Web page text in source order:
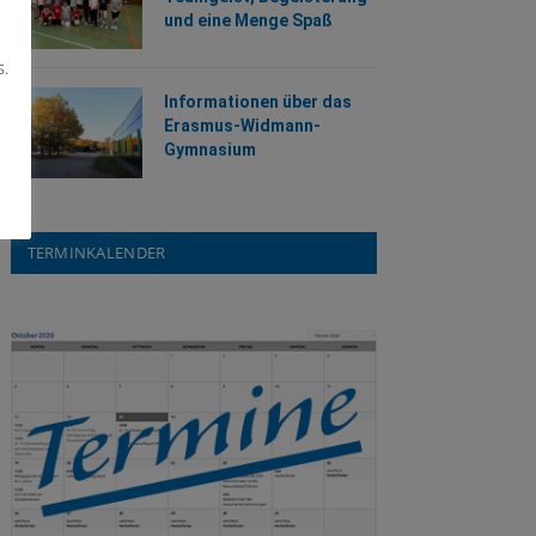
und eine Menge Spaß
Informationen über das
Erasmus-Widmann-
Gymnasium
TERMINKALENDER